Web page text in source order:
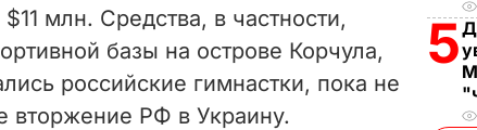
млн. Средства, в частности,
базы на острове Корчула,
российские гимнастки, пока не
вторжение РФ в Украину.
5